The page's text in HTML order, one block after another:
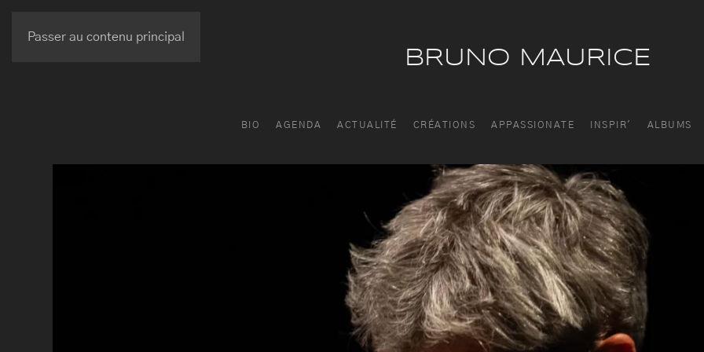
Passer au contenu principal
BRUNO MAURICE
BIO AGENDA ACTUALITÉ CRÉATIONS APPASSIONATE INSPIR' ALBUMS